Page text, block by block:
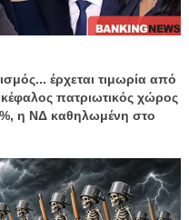
έρχεται τιμωρία από
πατριωτικός χώρος
η ΝΔ καθηλωμένη στο